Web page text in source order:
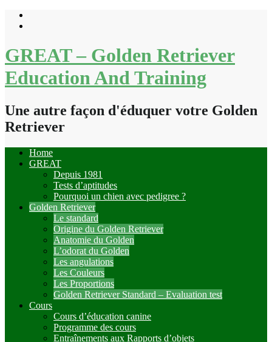
Skip
GREAT – Golden Retriever
Education And Training
Une autre façon d'éduquer votre Golden
Retriever
Home
GREAT
Depuis 1981
Tests d’aptitudes
Pourquoi un chien avec pedigree ?
Golden Retriever
Le standard
Origine du Golden Retriever
Anatomie du Golden
L’odorat du Golden
Les angulations
Les Couleurs
Les Proportions
Golden Retriever Standard – Evaluation test
Cours
Cours d’éducation canine
Programme des cours
Entraînements aux Rapports d’objets